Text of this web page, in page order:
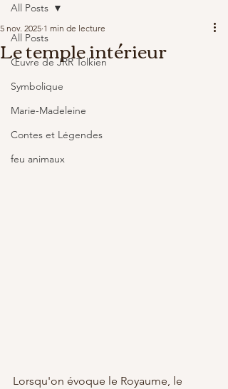
All Posts
Œuvre de JRR Tolkien
Symbolique
Marie-Madeleine
Contes et Légendes
feu animaux
All Posts
Le temple intérieur
5 nov. 2025 1 min de lecture
Lorsqu'on évoque le Royaume, le